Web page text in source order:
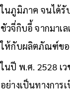
ในภูมิภาค จนได้รั
ชัวจี่กิบอี้ จากมาเ
ให้กับผลิตภัณฑ์ขอ
ในปี พ.ศ. 2528 เ
อย่างเป็นทางกา